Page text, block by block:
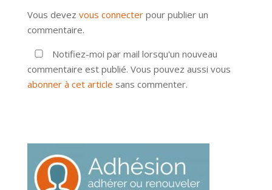
Vous devez vous connecterpour publier un
commentaire.
Notifiez-moi par mail lorsqu'un nouveau
commentaire est publié. Vous pouvez aussi vous
abonner à cet article sans commenter.